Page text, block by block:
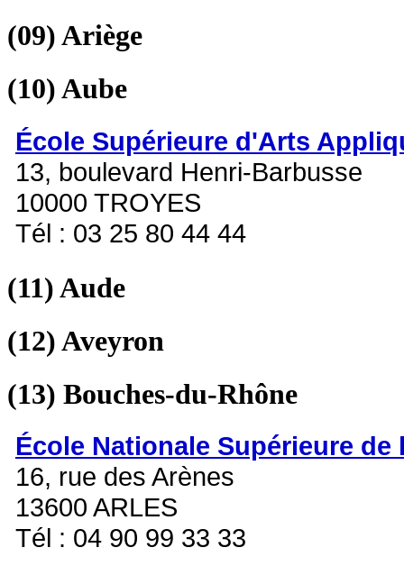
(09)Ariège
(10)Aube
École Supérieure d'Arts
13, boulevard Henri-Barbusse
10000 TROYES
Tél : 03 25 80 44 44
(11)Aude
(12)Aveyron
(13) Bouches-du-Rhône
École Nationale Supérieure
16, rue des Arènes
13600 ARLES
Tél : 04 90 99 33 33